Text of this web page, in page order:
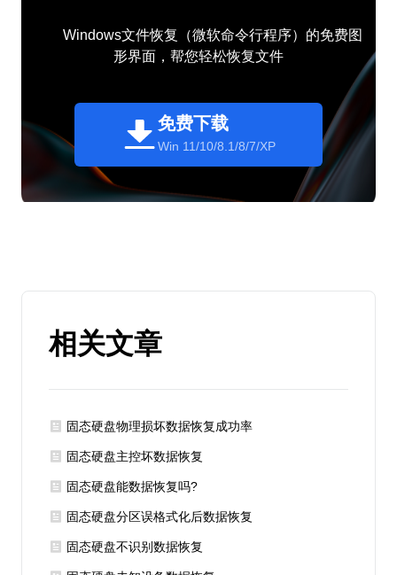
Windows文件恢复（微软命令行程序）的免费图
形界面，帮您轻松恢复文件
免费下载
Win 11/10/8.1/8/7/XP
相关文章
固态硬盘物理损坏数据恢复成功率
固态硬盘主控坏数据恢复
固态硬盘能数据恢复吗?
固态硬盘分区误格式化后数据恢复
固态硬盘不识别数据恢复